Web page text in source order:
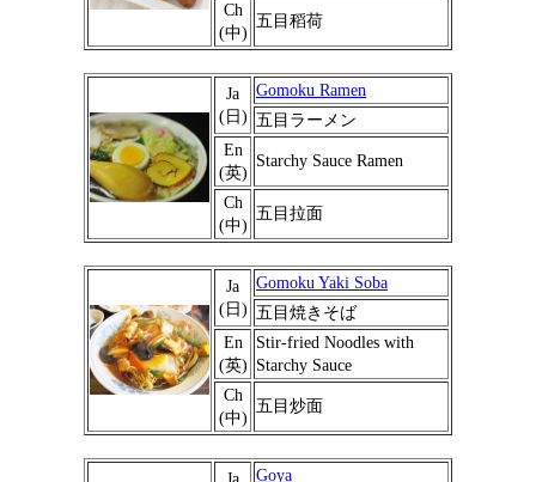
Ch
(中)
五目稻荷
Ja
(日)
Gomoku Ramen
五目ラーメン
En
(英)
Starchy Sauce Ramen
Ch
(中)
五目拉面
Ja
(日)
Gomoku Yaki Soba
五目焼きそば
En
(英)
Stir-fried Noodles with
Starchy Sauce
Ch
(中)
五目炒面
Goya